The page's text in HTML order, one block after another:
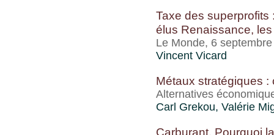
Taxe des
élus Renaissance,
Le Monde, 6
Vincent Vicard
Métaux stratégiques
Alternatives
Carl Grekou, Valérie
Carburant. Pourquoi